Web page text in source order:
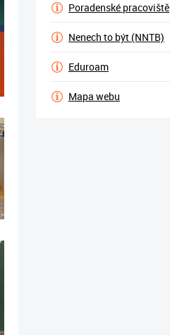
Poradenské pracoviště
Nenech to být (NNTB)
Eduroam
Mapa webu